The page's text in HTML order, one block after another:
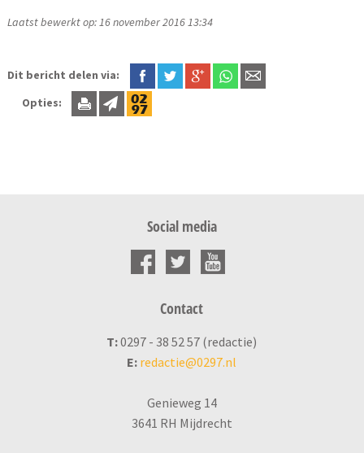
Laatst bewerkt op: 16 november 2016 13:34
Dit bericht delen via:
Opties:
Social media
Contact
T:0297 - 38 52 57 (redactie)
E: redactie@0297.nl
Genieweg 14
3641 RH Mijdrecht